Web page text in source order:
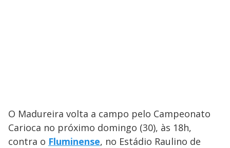
O Madureira volta a campo pelo Campeonato
Carioca no próximo domingo (30), às 18h,
contra o Fluminense, no Estádio Raulino de